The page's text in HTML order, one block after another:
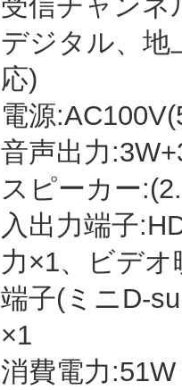
デジタル、地
応)
電源
音声出力
スピーカー
入出力端子
力×1、ビデ
端子(ミニD-
×1
消費電力:51W